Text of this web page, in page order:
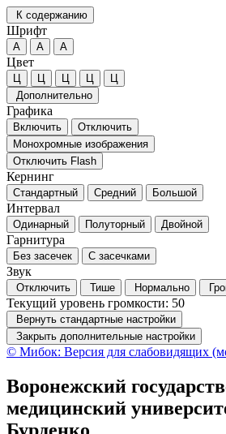
К содержанию
Шрифт
А А А
Цвет
Ц Ц Ц Ц
Ц
Дополнительно
Графика
Включить
Отключить
Монохромные изображения
Отключить Flash
Кернинг
Стандартный Средний Большой
Интервал
Одинарный Полуторный Двойной
Гарнитура
Без засечек С засечками
Звук
Отключить Тише Нормально
Текущий уровень громкости: 50
Вернуть стандартные настройки
Закрыть дополнительные настройки
© Мибок: Версия для слабовидящих
Воронежский
медицинский